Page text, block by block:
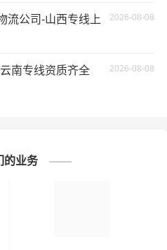
阿勒泰货运
2026-08-08
流公司-山西专线上
2026-08-08
南专线资质齐全
的业务